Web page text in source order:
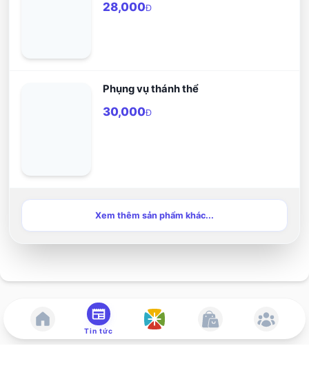
28,000Đ
Phụng vụ thánh thể
30,000Đ
Xem thêm sản phẩm khác...
Tin tức